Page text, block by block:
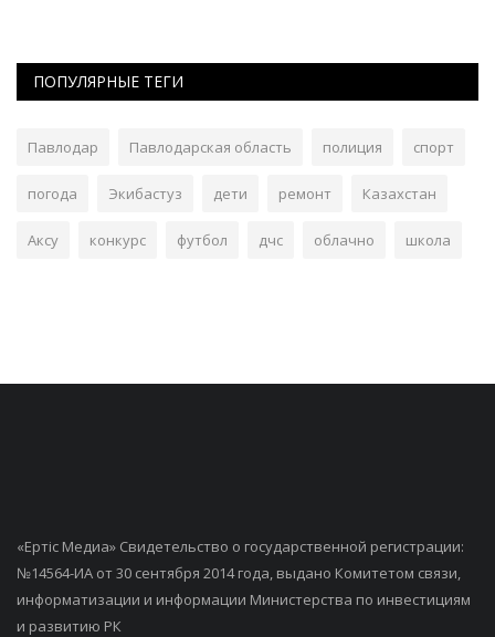
ПОПУЛЯРНЫЕ ТЕГИ
Павлодар Павлодарская область полиция спорт
погода Экибастуз дети ремонт Казахстан
Аксу конкурс футбол дчс облачно школа
«Ертiс Медиа» Свидетельство о государственной регистрации:
№14564-ИА от 30 сентября 2014 года, выдано Комитетом связи,
информатизации и информации Министерства по инвестициям
и развитию РК